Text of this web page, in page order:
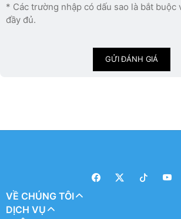
* Các trường nhập có dấu sao là bắt buộc
đầy đủ.
GỬI ĐÁNH GIÁ
VỀ CHÚNG TÔI
DỊCH VỤ